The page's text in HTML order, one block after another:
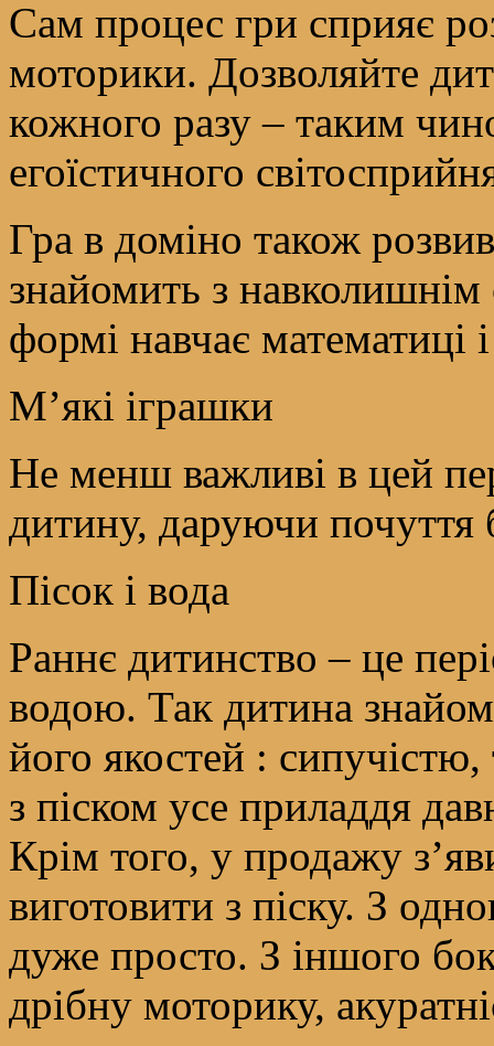
Сам процес гри сприяє
моторики. Дозволяйте
кожного разу – таким
егоїстичного
Гра в доміно також
знайомить з навколишнім
формі навчає математиці і
М’які іграшки
Не менш важливі в цей
дитину, даруючи почуття
Пісок і вода
Раннє дитинство – це
водою. Так дитина
його якостей :
з піском усе приладдя
Крім того, у продажу
виготовити з піску. З
дуже просто. З іншого
дрібну моторику,